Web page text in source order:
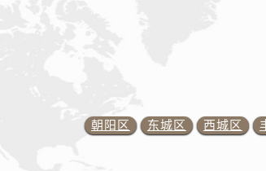
朝阳区 东城区 西城区